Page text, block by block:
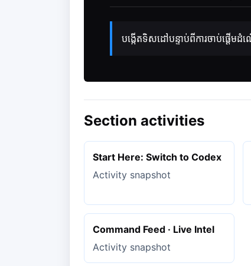
បង្កើតទិសដៅបន្ទាប់ពីការចាប់ផ្តើមដំ
Section activities
Start Here: Switch to Codex
Activity snapshot
Command Feed · Live Intel
Activity snapshot